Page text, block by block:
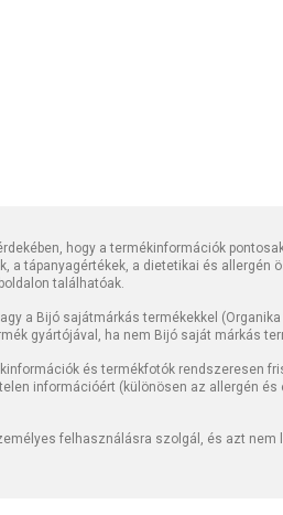
hogy a termékinformációk
a tápanyagértékek, a dietetikai és
találhatóak.
a Bijó sajátmárkás termékekkel
gyártójával, ha nem Bijó saját márkás
és termékfotók rendszeresen
információért (különösen az allergén
felhasználásra szolgál, és azt